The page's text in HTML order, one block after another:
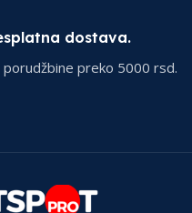
dostava.
porudžbine preko 5000 rsd.